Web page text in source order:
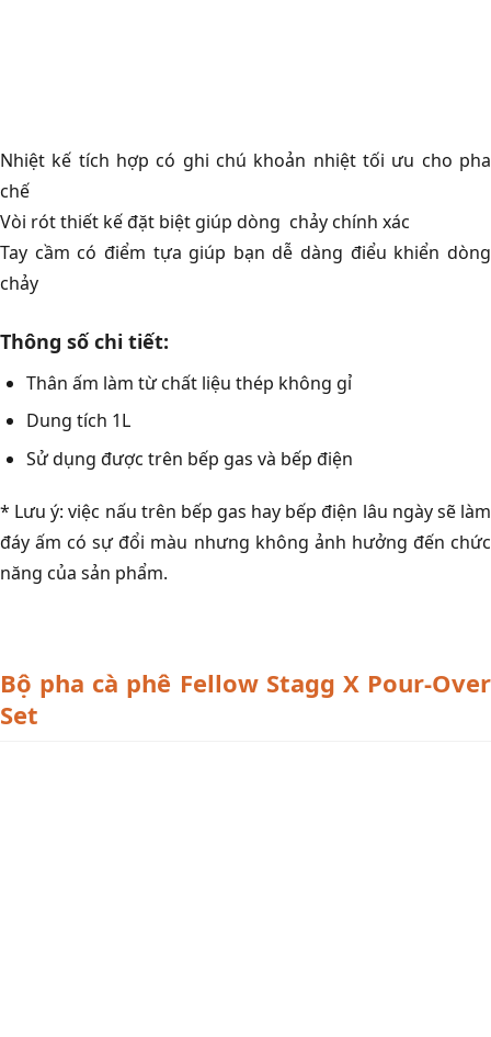
Nhiệt kế tích hợp có ghi chú khoản nhiệt tối ưu cho pha
chế
Vòi rót thiết kế đặt biệt giúp dòng chảy chính xác
Tay cầm có điểm tựa giúp bạn dễ dàng điểu khiển dòng
chảy
Thông số chi tiết:
Thân ấm làm từ chất liệu thép không gỉ
Dung tích 1L
Sử dụng được trên bếp gas và bếp điện
* Lưu ý: việc nấu trên bếp gas hay bếp điện lâu ngày sẽ làm
đáy ấm có sự đổi màu nhưng không ảnh hưởng đến chức
năng của sản phẩm.
Bộ pha cà phê Fellow Stagg X Pour-Over
Set